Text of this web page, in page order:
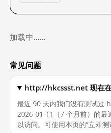
加载中……
常见问题
http://hkcssst.net 现在在
最近 90 天内我们没有测试过
2026-01-11（7 个月前）的最
以访问。可使用本页的“立即测